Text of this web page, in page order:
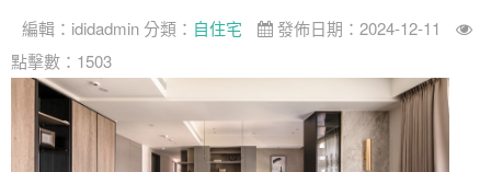
編輯： ididadmin 分類： 自住宅
發佈日期：2024-12-11
點擊數：1503
我要裝潢
裝潢計算機
裝潢進階計算機
類型
居家
商業空間
面積
小坪數
風格
人氣推薦
設計好手
台北市
360環景體驗
設計專欄
系統櫃
全站搜尋